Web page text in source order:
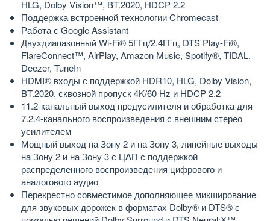
HLG, Dolby Vision™, BT.2020, HDCP 2.2
Поддержка встроенной технологии Chromecast
Работа с Google Assistant
Двухдиапазонный Wi-Fi® 5ГГц/2.4ГГц, DTS Play-Fi®,
FlareConnect™, AirPlay, Amazon Music, Spotify®, TIDAL,
Deezer, TuneIn
HDMI® входы с поддержкой HDR10, HLG, Dolby Vision,
BT.2020, сквозной пропуск 4K/60 Hz и HDCP 2.2
11.2-канальный выход предусилителя и обработка для
7.2.4-канального воспроизведения с внешним стерео
усилителем
Мощный выход на Зону 2 и на Зону 3, линейные выходы
на Зону 2 и на Зону 3 с ЦАП с поддержкой
распределенного воспроизведения цифрового и
аналогового аудио
Перекрестно совместимое дополняющее микширование
для звуковых дорожек в форматах Dolby® и DTS® с